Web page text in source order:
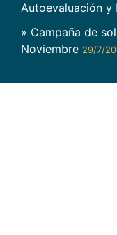
Autoevaluación y
» Campaña de
Noviembre 29/7/